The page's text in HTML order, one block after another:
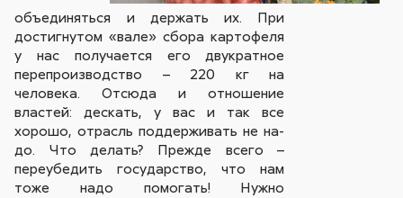
объединяться и держать их. При
достигнутом «вале» сбора картофеля
у нас получается его двукратное
перепроизводство – 220 кг на
человека. Отсюда и отношение
властей: дескать, у вас и так все
хорошо, отрасль поддерживать не на-
до. Что делать? Прежде всего –
переубедить государство, что нам
тоже надо помогать! Нужно